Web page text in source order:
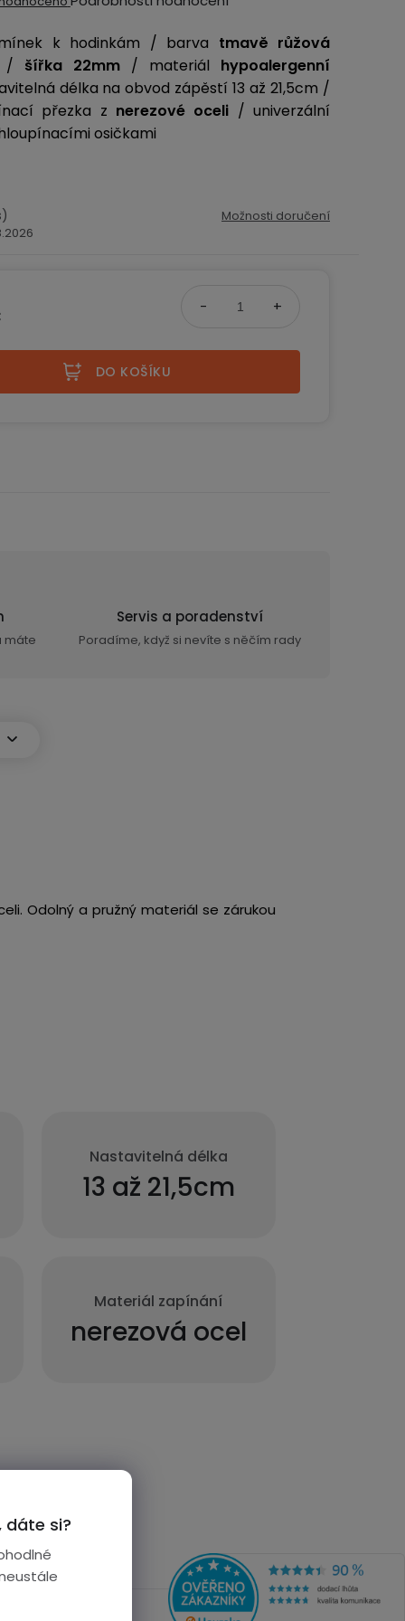
dáte si?
k hodinkám / barva tmavě růžová
šířka 22mm/ materiál hypoalergenní
délka na obvod zápěstí 13 až 21,5cm /
přezka z nerezové oceli / univerzální
osičkami
Možnosti doručení
DO KOŠÍKU
máte
Servis a poradenství
Poradíme, když si nevíte s něčím rady
Odolný a pružný materiál se zárukou
Nastavitelná délka
13 až 21,5cm
Materiál zapínání
nerezová ocel